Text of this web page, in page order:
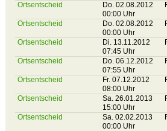
Ortsentscheid
Do. 02.08.2012
00:00 Uhr
Ortsentscheid
Do. 02.08.2012
00:00 Uhr
Ortsentscheid
Di. 13.11.2012
07:45 Uhr
Ortsentscheid
Do. 06.12.2012
07:55 Uhr
Ortsentscheid
Fr. 07.12.2012
08:00 Uhr
Ortsentscheid
Sa. 26.01.2013
15:00 Uhr
Ortsentscheid
Sa. 02.02.2013
00:00 Uhr